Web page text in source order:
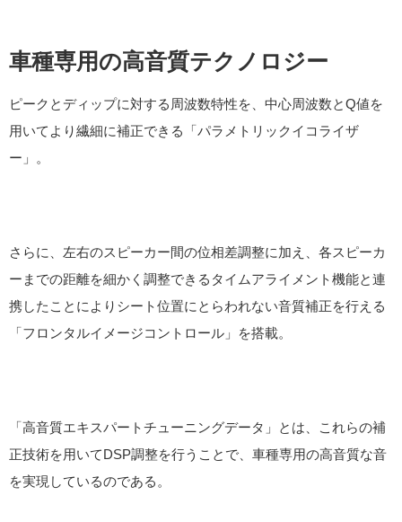
車種専用の高音質テクノロジー
ピークとディップに対する周波数特性を、中心周波数とQ値を
用いてより繊細に補正できる「パラメトリックイコライザ
ー」。
さらに、左右のスピーカー間の位相差調整に加え、各スピーカ
ーまでの距離を細かく調整できるタイムアライメント機能と連
携したことによりシート位置にとらわれない音質補正を行える
「フロンタルイメージコントロール」を搭載。
「高音質エキスパートチューニングデータ」とは、これらの補
正技術を用いてDSP調整を行うことで、車種専用の高音質な音
を実現しているのである。